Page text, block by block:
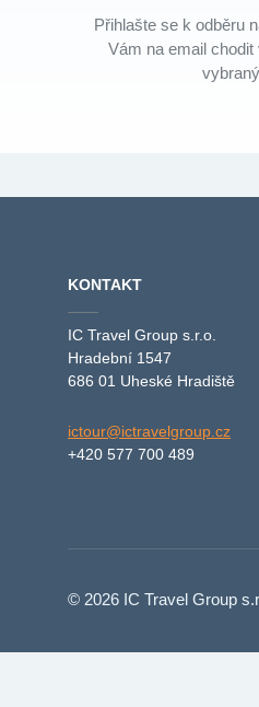
Přihlašte se k odběru
Vám na email
KONTAKT
IC Travel Group s.r.o.
Hradební 1547
686 01 Uheské Hradiště
ictour@ictravelgroup.cz
+420 577 700 489
© 2026 IC Travel Group